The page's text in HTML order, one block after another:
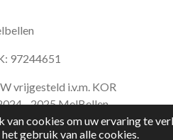
cookies om uw ervaring te
gebruik van alle cookies.
97244651
vrijgesteld i.v.m. KOR
- 2025 MelBellen